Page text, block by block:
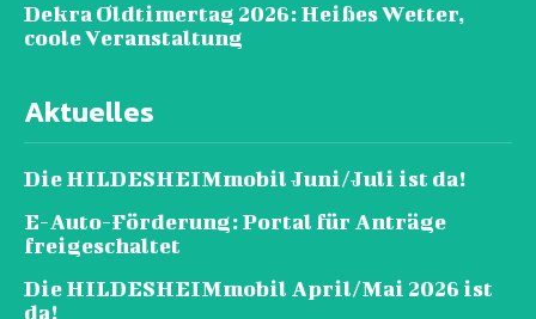
Dekra Oldtimertag 2026: Heißes Wetter,
coole Veranstaltung
Aktuelles
Die HILDESHEIMmobil Juni/Juli ist da!
E-Auto-Förderung: Portal für Anträge
freigeschaltet
Die HILDESHEIMmobil April/Mai 2026 ist
da!